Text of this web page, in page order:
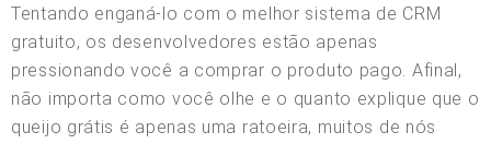
Tentando enganá-lo com o melhor sistema de CRM
gratuito, os desenvolvedores estão apenas
pressionando você a comprar o produto pago. Afinal,
não importa como você olhe e o quanto explique que o
queijo grátis é apenas uma ratoeira, muitos de nós